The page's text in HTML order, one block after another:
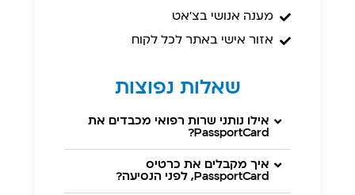
מענה אנושי בצ'אט
אזור אישי באתר לכל לקוח
שאלות נפוצות
אילו נותני שרות רפואי מכבדים את
PassportCard?
איך מקבלים את כרטיס
PassportCard, לפני הנסיעה?